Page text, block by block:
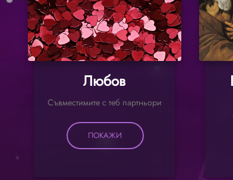
Любов
Съвместимите с теб партньори
ПОКАЖИ